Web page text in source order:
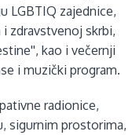
LGBTIQ zajednice,
zdravstvenoj skrbi,
kao i večernji
i muzički program.
radionice,
sigurnim prostorima,